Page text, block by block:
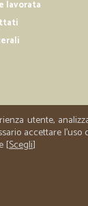
lavorata
utente,
accettare
[Scegli]